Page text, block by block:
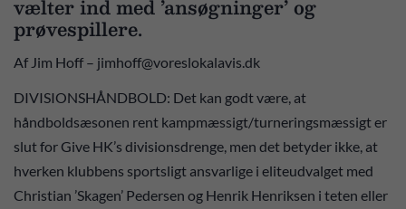
vælter ind med ’ansøgninger’ og
prøvespillere.
Af Jim Hoff – jimhoff@voreslokalavis.dk
DIVISIONSHÅNDBOLD: Det kan godt være, at
håndboldsæsonen rent kampmæssigt/turneringsmæssigt er
slut for Give HK’s divisionsdrenge, men det betyder ikke, at
hverken klubbens sportsligt ansvarlige i eliteudvalget med
Christian ’Skagen’ Pedersen og Henrik Henriksen i teten eller